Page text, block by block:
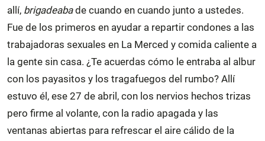
allí, brigadeabade cuando en cuando junto a ustedes.
Fue de los primeros en ayudar a repartir condones a las
trabajadoras sexuales en La Merced y comida caliente a
la gente sin casa. ¿Te acuerdas cómo le entraba al albur
con los payasitos y los tragafuegos del rumbo? Allí
estuvo él, ese 27 de abril, con los nervios hechos trizas
pero firme al volante, con la radio apagada y las
ventanas abiertas para refrescar el aire cálido de la